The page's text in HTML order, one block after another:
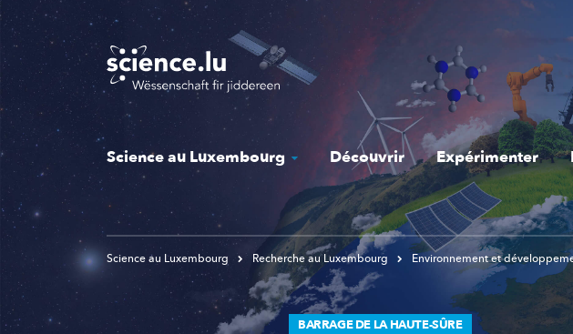
Skip
to
main
content
Science au Luxembourg Découvrir Expérimenter
Science au Luxembourg Recherche au Luxembourg Environnement et
BARRAGE DE LA HAUTE-SÛRE